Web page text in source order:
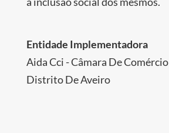
Entidade Implementadora
Aida Cci - Câmara De
Distrito De Aveiro